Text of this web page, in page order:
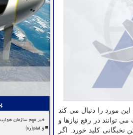
مورد را دنبال می کند
توانند در رفع نیازها و
کلید خورد. اگر
خبر مهم سازمان
و امام(ره)